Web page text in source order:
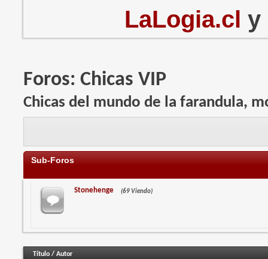
LaLogia.cl y
Foros:Chicas VIP
Chicas del mundo de la farandula,
Sub-Foros
Stonehenge (69 Viendo)
Título /Autor